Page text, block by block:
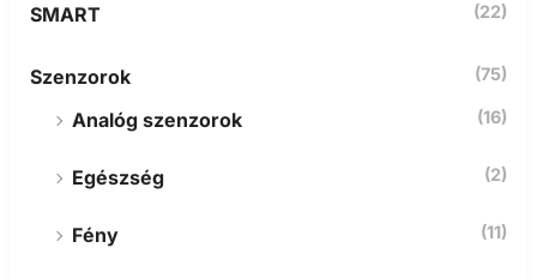
SMART (22)
Szenzorok (75)
Analóg szenzorok (16)
Egészség (2)
Fény (11)